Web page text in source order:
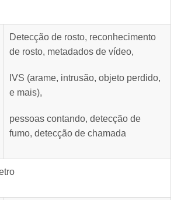
Detecção de rosto, reconhecimento
de rosto, metadados de vídeo,
IVS (arame, intrusão, objeto perdido,
e mais),
pessoas contando, detecção de
fumo, detecção de chamada